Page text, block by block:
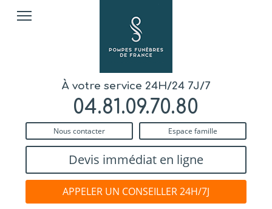
À votre service 24H/24 7J/7
04.81.09.70.80
Nous contacter Espace famille
Devis immédiat en ligne
APPELER UN CONSEILLER 24H/7J